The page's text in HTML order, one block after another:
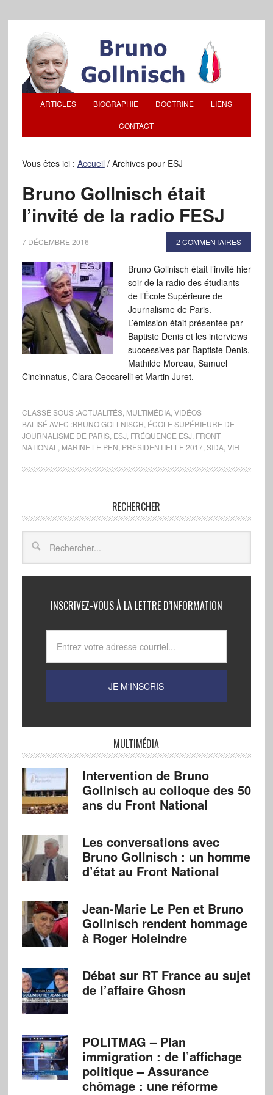
ARTICLES BIOGRAPHIE DOCTRINE LIENS
CONTACT
Vous êtes ici : Accueil /Archives pour ESJ
Bruno Gollnisch était
l’invité de la radio FESJ
7 DÉCEMBRE 2016 2 COMMENTAIRES
Bruno Gollnisch était l’invité hier
soir de la radio des étudiants
de l’École Supérieure de
Journalisme de Paris.
L’émission était présentée par
Baptiste Denis et les interviews
successives par Baptiste Denis,
Mathilde Moreau, Samuel
Cincinnatus, Clara Ceccarelli et Martin Juret.
CLASSÉ SOUS :ACTUALITÉS, MULTIMÉDIA, VIDÉOS
BALISÉ AVEC :BRUNO GOLLNISCH ÉCOLE SUPÉRIEURE DE
JOURNALISME DE PARIS, ESJ FRÉQUENCE ESJ FRONT
NATIONAL
MARINE LE PEN PRÉSIDENTIELLE 2017, SIDA, VIH
RECHERCHER
INSCRIVEZ-VOUS À LA LETTRE D’INFORMATION
MULTIMÉDIA
Intervention de Bruno
Gollnisch au colloque des 50
ans du Front National
Les conversations avec
Bruno Gollnisch : un homme
d’état au Front National
Jean-Marie Le Pen et Bruno
Gollnisch rendent hommage
à Roger Holeindre
Débat sur RT France au sujet
de l’affaire Ghosn
POLITMAG – Plan
immigration : de l’affichage
politique – Assurance
chômage : une réforme